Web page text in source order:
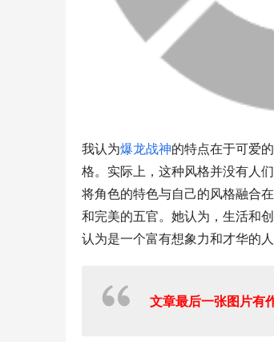
我认为爆龙战神的特点在于可爱
格。实际上，这种风格并没有人
将角色的特色与自己的风格融合
和完美的五官。她认为，生活和
认为是一个富有想象力和才华的人
文章最后一张图片有